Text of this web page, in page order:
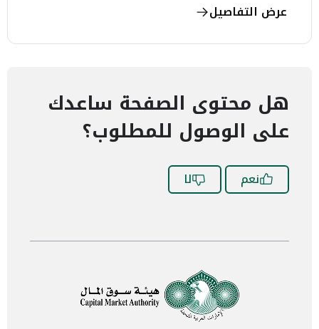
عرض التفاصيل
هل محتوى الصفحة ساعدك
على الوصول للمطلوب؟
نعم لا